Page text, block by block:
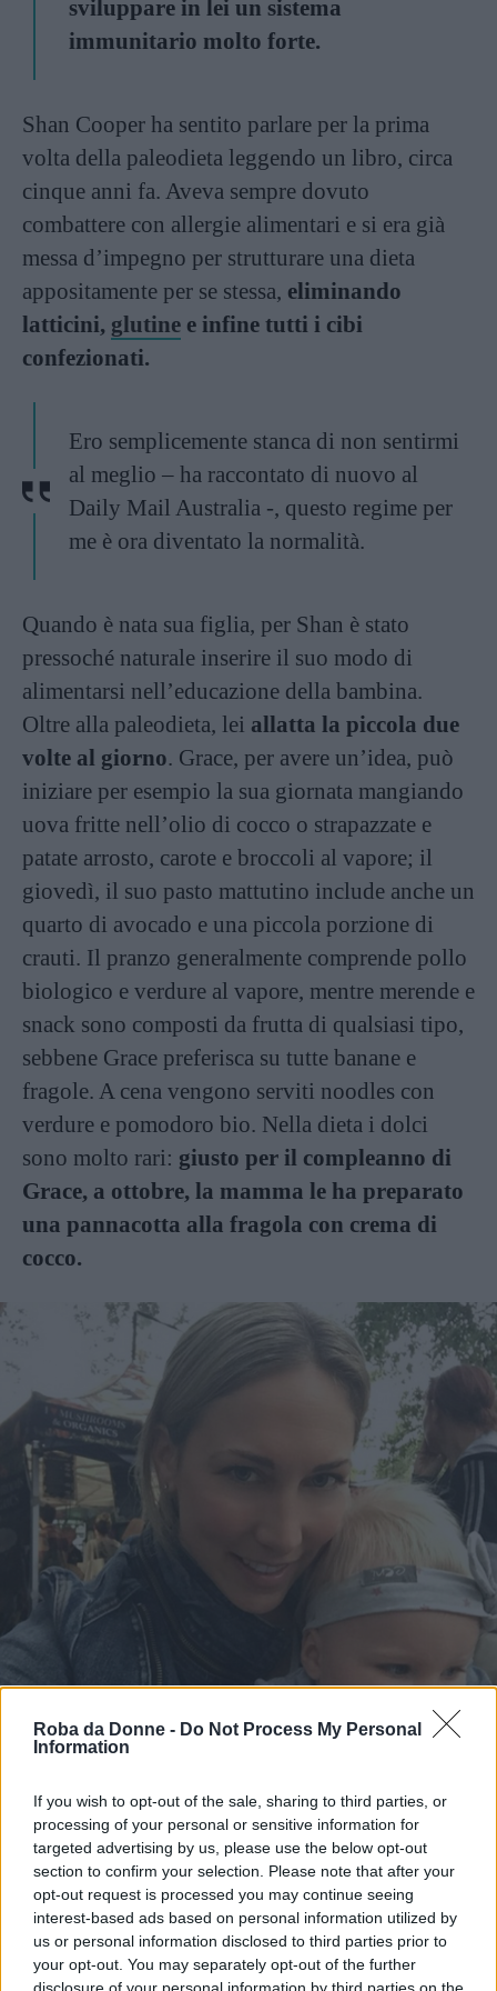
Roba da Donne - Do Not Process My Personal
Information
If you wish to opt-out of the sale, sharing to third parties, or
processing of your personal or sensitive information for
targeted advertising by us, please use the below opt-out
section to confirm your selection. Please note that after your
opt-out request is processed you may continue seeing
interest-based ads based on personal information utilized by
us or personal information disclosed to third parties prior to
your opt-out. You may separately opt-out of the further
sviluppare in lei un sistema
immunitario molto forte.
Shan Cooper ha sentito parlare per la prima
volta della paleodieta leggendo un libro, circa
cinque anni fa. Aveva sempre dovuto
combattere con allergie alimentari e si era già
messa d’impegno per strutturare una dieta
appositamente per se stessa, eliminando
latticini, glutine e infine tutti i cibi
confezionati.
Ero semplicemente stanca di non sentirmi
al meglio – ha raccontato di nuovo al
Daily Mail Australia -, questo regime per
me è ora diventato la normalità.
Quando è nata sua figlia, per Shan è stato
pressoché naturale inserire il suo modo di
alimentarsi nell’educazione della bambina.
Oltre alla paleodieta, lei allatta la piccola due
volte al giorno. Grace, per avere un’idea, può
iniziare per esempio la sua giornata mangiando
uova fritte nell’olio di cocco o strapazzate e
patate arrosto, carote e broccoli al vapore; il
giovedì, il suo pasto mattutino include anche un
quarto di avocado e una piccola porzione di
crauti. Il pranzo generalmente comprende pollo
biologico e verdure al vapore, mentre merende e
snack sono composti da frutta di qualsiasi tipo,
sebbene Grace preferisca su tutte banane e
fragole. A cena vengono serviti noodles con
verdure e pomodoro bio. Nella dieta i dolci
sono molto rari: giusto per il compleanno di
Grace, a ottobre, la mamma le ha preparato
una pannacotta alla fragola con crema di
cocco.
Fonte: dailymail.co.uk
Nonostante l’impegno richiesto dalla
preparazione dei pasti per Grace, Shan afferma
di voler evitare che la bimba possa mangiare
cibi eccessivamente zuccherati o confezionati.